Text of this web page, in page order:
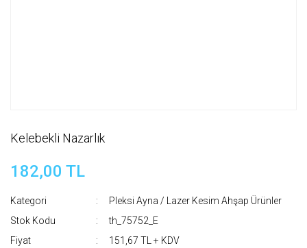
Kelebekli Nazarlık
182,00 TL
Kategori
Pleksi Ayna / Lazer Kesim Ahşap Ürünler
Stok Kodu
th_75752_E
Fiyat
151,67 TL + KDV